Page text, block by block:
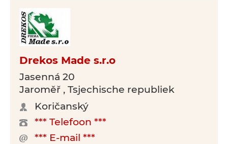
Drekos Made s.r.o
Jasenná 20
Jaroměř , Tsjechische republiek
Koričanský
*** Telefoon ***
*** E-mail ***